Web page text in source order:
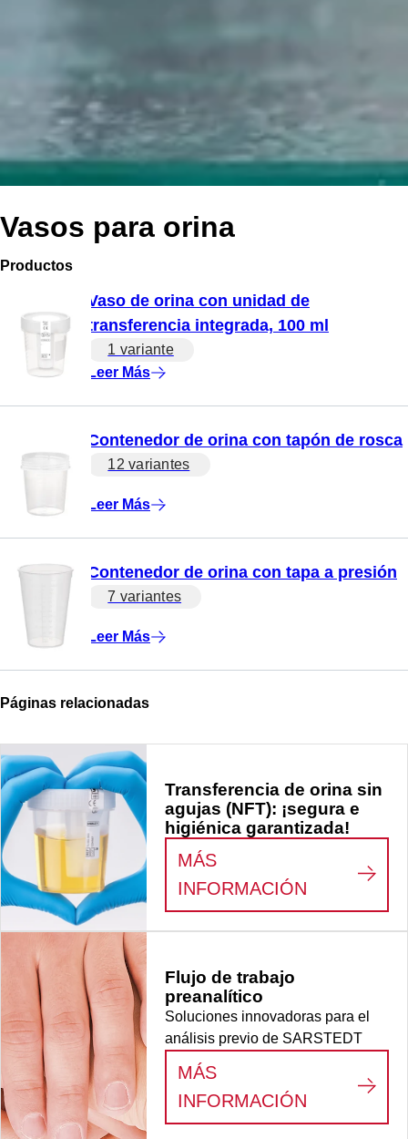
Vasos para orina
Productos
Vaso de orina con unidad de
transferencia integrada, 100 ml
1 variante
Leer Más
Contenedor de orina con tapón de rosca
12 variantes
Leer Más
Contenedor de orina con tapa a presión
7 variantes
Leer Más
Páginas relacionadas
Transferencia de orina sin
agujas (NFT): ¡segura e
higiénica garantizada!
MÁS
INFORMACIÓN
Flujo de trabajo
preanalítico
Soluciones innovadoras para el
análisis previo de SARSTEDT
MÁS
INFORMACIÓN
FLUJO